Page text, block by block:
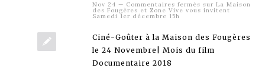
Nov 24 — Commentaires fermés sur La Maison
des Fougères et Zone Vive vous invitent
Samedi 1er décembre 15h
Ciné-Goûter à la Maison des Fougères
le 24 Novembre| Mois du film
Documentaire 2018